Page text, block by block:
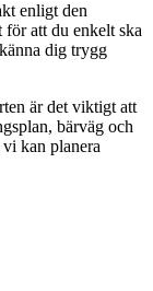
enligt den
att du enkelt ska
dig trygg
är det viktigt att
bärväg och
kan planera